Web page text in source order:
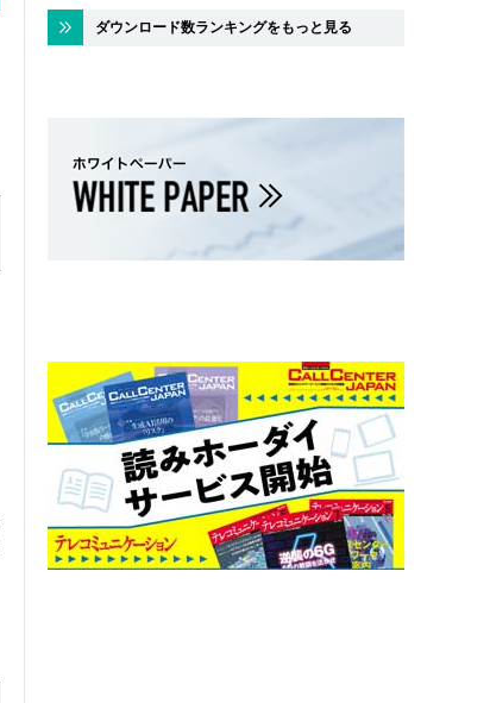
ダウンロード数ランキングをもっと見る